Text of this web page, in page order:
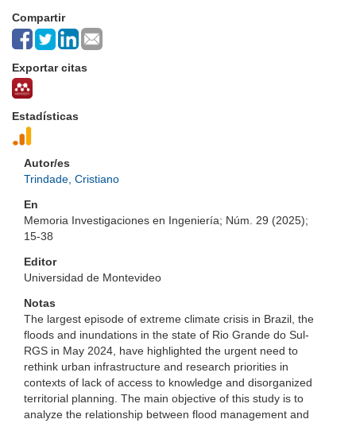
Compartir
Exportar citas
Estadísticas
Autor/es
Trindade, Cristiano
En
Memoria Investigaciones en Ingeniería; Núm. 29 (2025);
15-38
Editor
Universidad de Montevideo
Notas
The largest episode of extreme climate crisis in Brazil, the
floods and inundations in the state of Rio Grande do Sul-
RGS in May 2024, have highlighted the urgent need to
rethink urban infrastructure and research priorities in
contexts of lack of access to knowledge and disorganized
territorial planning. The main objective of this study is to
analyze the relationship between flood management and